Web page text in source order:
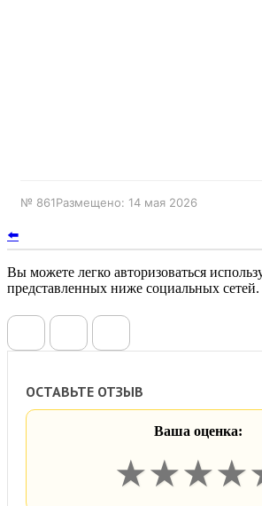
№ 861Размещено: 14 мая 2026
⬅️
Вы можете легко авторизоваться
представленных ниже социальных сетей.
ОСТАВЬТЕ ОТЗЫВ
Ваша оценка:
★★★★